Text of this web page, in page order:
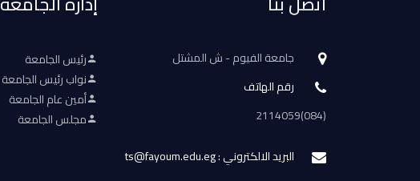
جامعة الفيوم - ش المشتل
رقم الهاتف
(084)2114059
البريد الالكتروني : ts@fayoum.edu.eg
رئيس الجامعة
نواب رئيس الجامعة
أمين عام الجامعة
مجلس الجامعة